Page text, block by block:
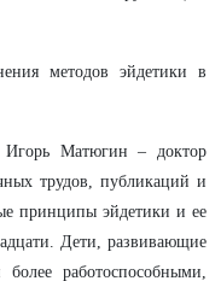
методов эйдетики в
Игорь Матюгин – доктор
трудов, публикаций и
принципы эйдетики и ее
Дети, развивающие
работоспособными,